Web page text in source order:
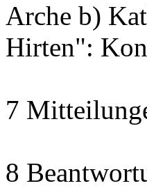
Arche b)
Hirten":
7
8